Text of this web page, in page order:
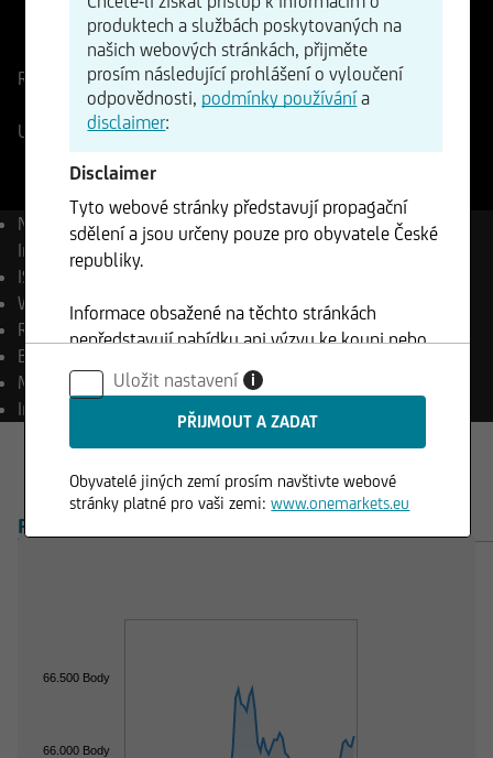
JP9010C00002
WKN
A1RRF6
Referenční cena 66229,825 BodyZměna
+0,83%+551,10
UniCredit Realtime Indikace
Název
Nikkei 225 (Price)
Index
ISIN
JP9010C00002
WKN
A1RRF6
Reuters
.N225
Bloomberg
Měna
Investiční míra
PŘEHLED
66.000 Body
66.500 Body
produktech a službách poskytovaných na
našich webových stránkách, přijměte
prosím následující prohlášení o vyloučení
odpovědnosti, podmínky používánía
disclaimer:
Disclaimer
Tyto webové stránky představují propagační
sdělení a jsou určeny pouze pro obyvatele České
republiky.
Informace obsažené na těchto stránkách
nepředstavují nabídku ani výzvu ke koupi nebo
prodeji cenných papírů a nesmí být použity v
žádné jurisdikci, kde je takové použití zakázáno.
Uložit nastavení i
Obyvatelé jiných zemí prosím navštivte webové
stránky platné pro vaši zemi:www.onemarkets.eu